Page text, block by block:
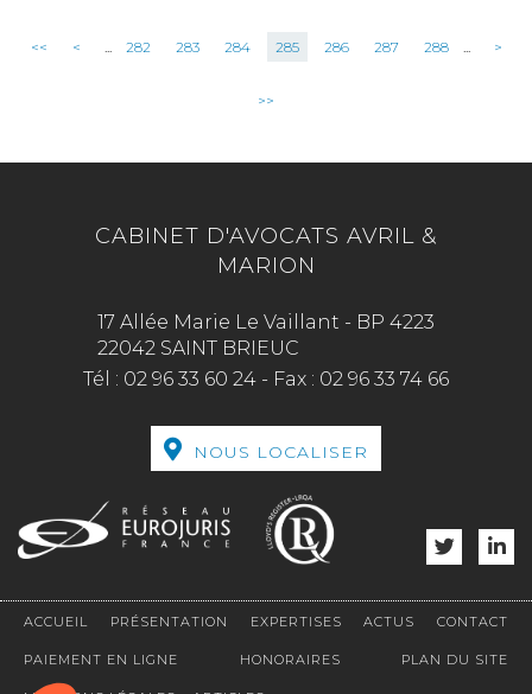
<< < 282 283 284 285 286 287 288 >
>>
CABINET D'AVOCATS AVRIL &
MARION
17 Allée Marie Le Vaillant - BP 4223
22042 SAINT BRIEUC
Tél : 02 96 33 60 24 - Fax : 02 96 33 74 66
NOUS LOCALISER
ACCUEIL PRÉSENTATION EXPERTISES ACTUS CONTACT
PAIEMENT EN LIGNE HONORAIRES PLAN DU SITE